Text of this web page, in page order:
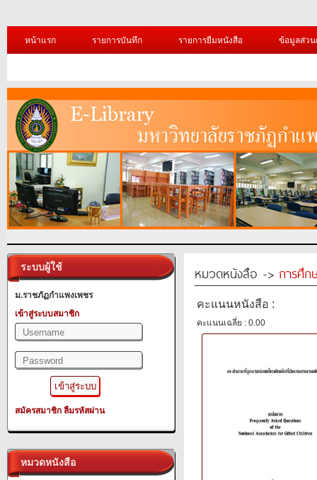
หน้าแรก รายการบันทึก รายการยืมหนังสือ ข้อมูลส่ว
ระบบผู้ใช้
ม.ราชภัฏกำแพงเพชร
เข้าสู่ระบบสมาชิก
สมัครสมาชิก ลืมรหัสผ่าน
หมวดหนังสือ
หมวดหนังสือ -> การศึก
คะแนนหนังสือ :
คะแนนเฉลี่ย : 0.00